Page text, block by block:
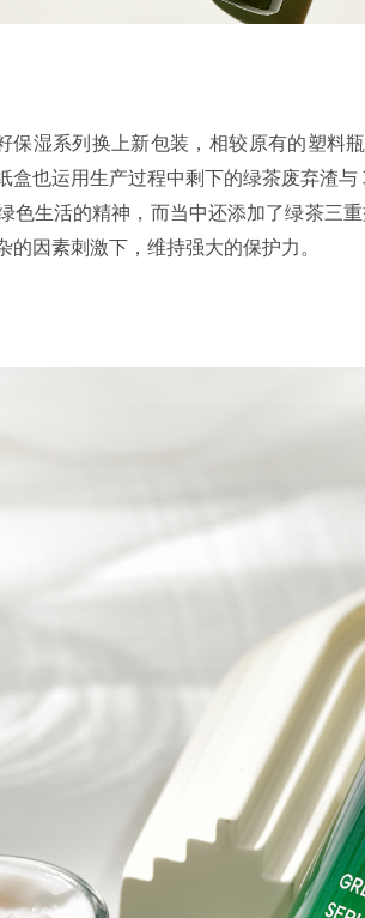
湿系列换上新包装，相较原有的塑料
盒也运用生产过程中剩下的绿茶废弃渣
色生活的精神，而当中还添加了绿茶三
因素刺激下，维持强大的保护力。